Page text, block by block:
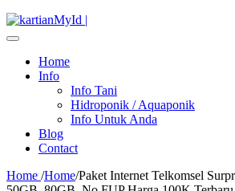
Home
Info
Info Tani
Hidroponik / Aquaponik
Info Untuk Anda
Blog
Contact
Home /Home/Paket Internet Telkomsel